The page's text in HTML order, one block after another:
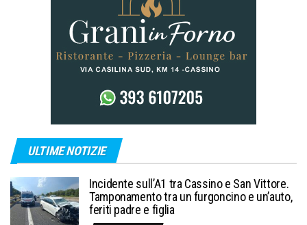
ULTIME NOTIZIE
Incidente sull’A1 tra Cassino e San Vittore.
Tamponamento tra un furgoncino e un’auto,
feriti padre e figlia